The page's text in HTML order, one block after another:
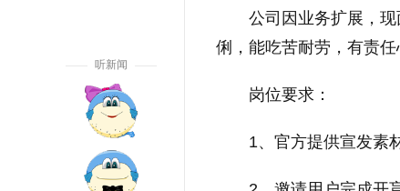
听新闻
公司因业务扩展，
俐，能吃苦耐劳，有责任
岗位要求：
1、官方提供宣发素